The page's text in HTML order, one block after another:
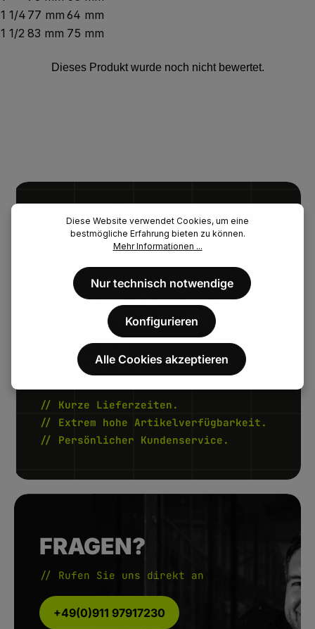
1 1/4 77 mm 64 mm
1 1/2 83 mm 75 mm
UNSER.
FENAU.
VERSPREC
HEN.
// Kurze Lieferzeiten.
// Extrem hohe Artikelverfügbarkeit.
// Persönlicher Kundenservice.
FRAGEN?
// Rufen Sie uns direkt an
+49(0)911 97917230
Diese Website verwendet Cookies, um eine
bestmögliche Erfahrung bieten zu können.
Mehr Informationen ...
Nur technisch notwendige
Konfigurieren
Alle Cookies akzeptieren